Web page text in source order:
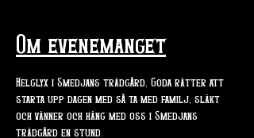
Om evenemanget
Helglyx i Smedjans trädgård, Goda rätter att
starta upp dagen med så ta med familj, släkt
och vänner och häng med oss i Smedjans
trädgård en stund.